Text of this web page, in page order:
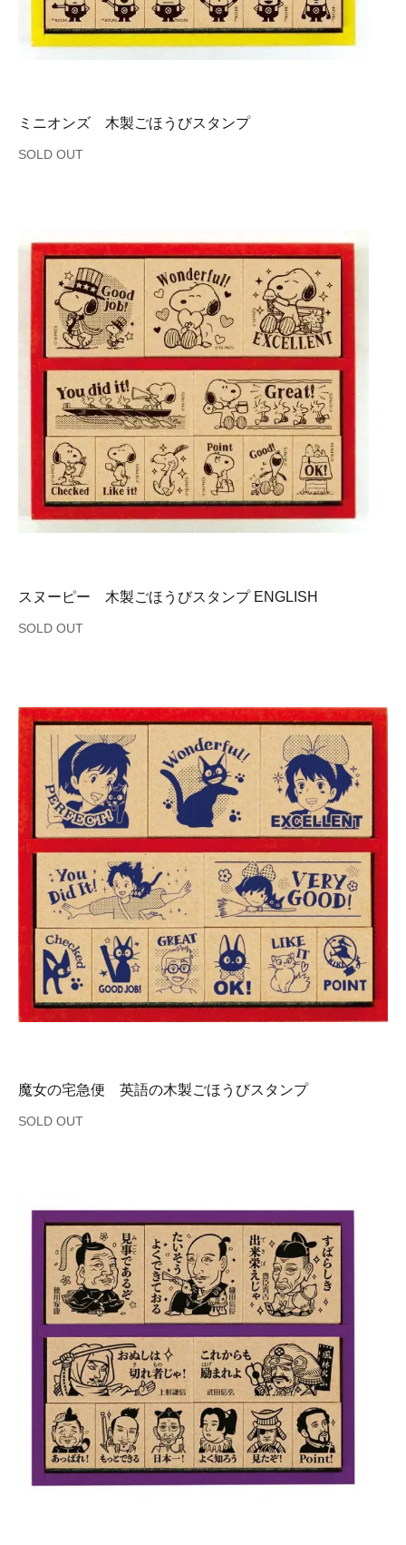
ミニオンズ 木製ごほうびスタンプ
SOLD OUT
スヌーピー 木製ごほうびスタンプ ENGLISH
SOLD OUT
魔女の宅急便 英語の木製ごほうびスタンプ
SOLD OUT